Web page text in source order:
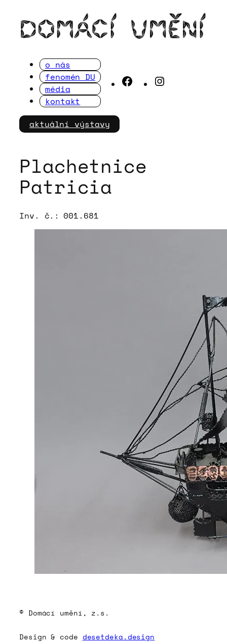
obsah
o nás
fenomén DU
média
kontakt
Facebook
aktuální výstavy
Plachetnice
Patricia
Inv. č.: 001.681
© Domácí umění, z.s.
Design & code desetdeka.design